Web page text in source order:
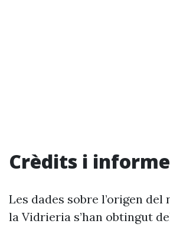
Crèdits i
Les dades sobre l’origen del
la Vidrieria s’han obtingut